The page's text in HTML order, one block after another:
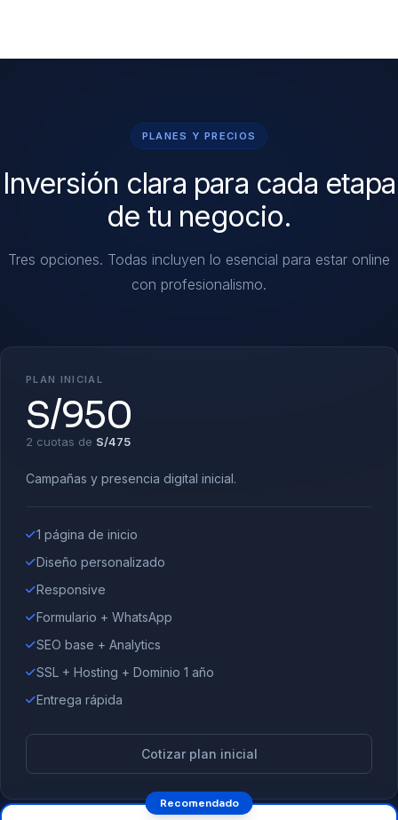
PLANES Y PRECIOS
Inversión clara para cada etapa
de tu negocio.
Tres opciones. Todas incluyen lo esencial para estar online
con profesionalismo.
PLAN INICIAL
S/950
2 cuotas de S/475
Campañas y presencia digital inicial.
1 página de inicio
Diseño personalizado
Responsive
Formulario + WhatsApp
SEO base + Analytics
SSL + Hosting + Dominio 1 año
Entrega rápida
Cotizar plan inicial
Recomendado